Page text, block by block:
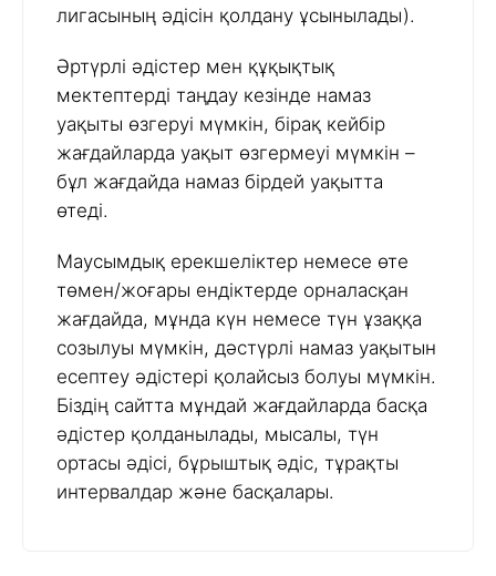
лигасының әдісін қолдану ұсынылады).
Әртүрлі әдістер мен құқықтық
мектептерді таңдау кезінде намаз
уақыты өзгеруі мүмкін, бірақ кейбір
жағдайларда уақыт өзгермеуі мүмкін –
бұл жағдайда намаз бірдей уақытта
өтеді.
Маусымдық ерекшеліктер немесе өте
төмен/жоғары ендіктерде орналасқан
жағдайда, мұнда күн немесе түн ұзаққа
созылуы мүмкін, дәстүрлі намаз уақытын
есептеу әдістері қолайсыз болуы мүмкін.
Біздің сайтта мұндай жағдайларда басқа
әдістер қолданылады, мысалы, түн
ортасы әдісі, бұрыштық әдіс, тұрақты
интервалдар және басқалары.